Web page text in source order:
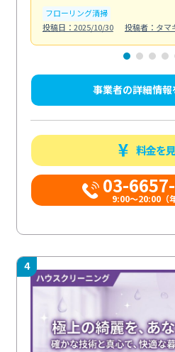
フローリング清掃
投稿日：2025/10/30
投稿者：タマ
事業者の詳細情報
料金を
03-
9:00～20:00（
4